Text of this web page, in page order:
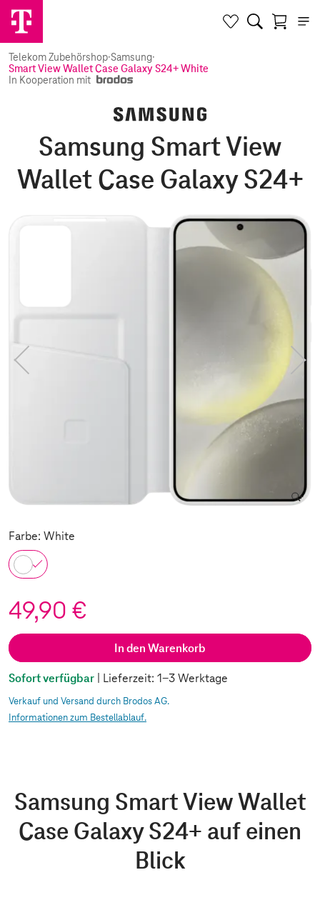
Telekom Zubehörshop·Samsung·
Smart View Wallet Case Galaxy S24+ White
In Kooperation mit
Samsung Smart View
Wallet Case Galaxy S24+
Farbe: White
49,90 €
In den Warenkorb
Sofort verfügbar | Lieferzeit: 1-3 Werktage
Verkauf und Versand durch Brodos AG.
Informationen zum Bestellablauf.
Samsung Smart View Wallet
Case Galaxy S24+ auf einen
Blick